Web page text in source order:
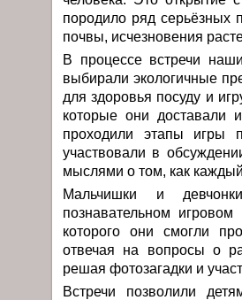
породило ряд серьёзных
почвы, исчезновения
В процессе встречи
выбирали экологичные
для здоровья посуду и
которые они доставали
проходили этапы игры
участвовали в
мыслями о том, как
Мальчишки и
познавательном
которого они смогли
отвечая на вопросы о
решая фотозагадки и
Встречи позволили